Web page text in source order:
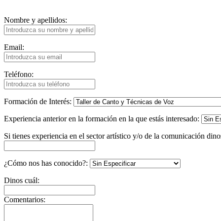
Nombre y apellidos:
Email:
Teléfono:
Formación de Interés:
Experiencia anterior en la formación en la que estás interesado:
Si tienes experiencia en el sector artístico y/o de la comunicación
¿Cómo nos has conocido?:
Dinos cuál:
Comentarios: